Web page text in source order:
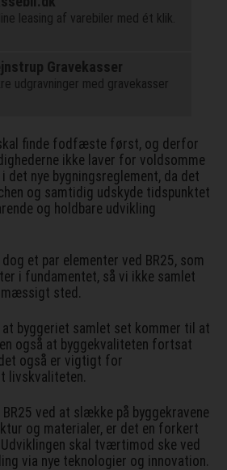
leasing af varebiler med ét klik.
Gravekasser
udgravninger med gravekasser
finde fodfæste først, og derfor
ikke laver for voldsomme
nye bygningsreglement, da det
og samtidig udskyde tidspunktet
og holdbare udvikling
et par elementer ved BR25, som
i fundamentet, så vi ikke samlet
sted.
byggeriet samlet set kommer til at
også at byggekvaliteten fortsat
også er vigtigt for
livskvaliteten.
ved at slække på byggekravene
og materialer, er det en forkert
skal tværtimod ske ved
via nye teknologier og innovation.